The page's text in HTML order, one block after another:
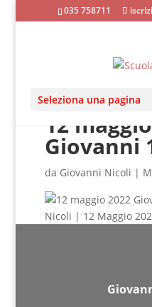
035 758711
Seleziona una pagina
12
Giovanni
da Giovanni Nicoli |
Nicoli | 12 Maggio